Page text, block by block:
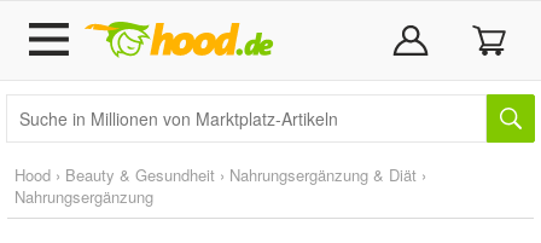
Hood › Beauty & Gesundheit › Nahrungsergänzung & Diät ›
Nahrungsergänzung